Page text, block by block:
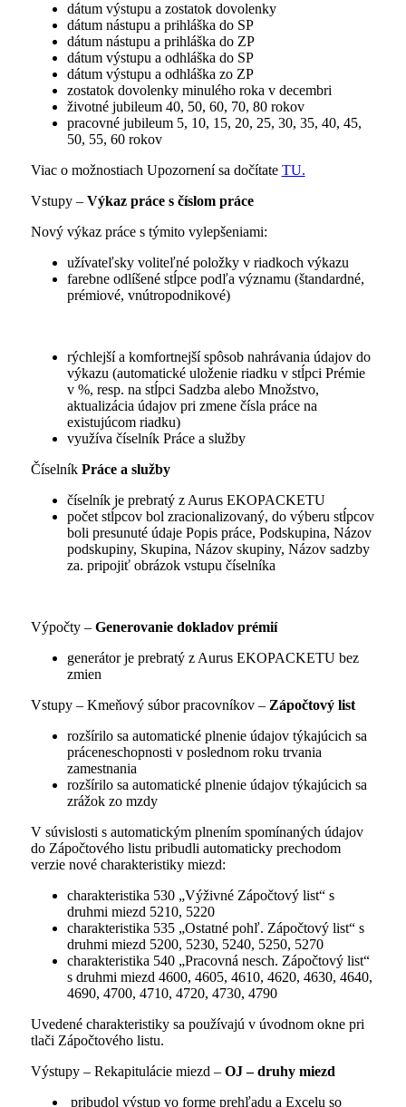
dátum výstupu a zostatok dovolenky
dátum nástupu a prihláška do SP
dátum nástupu a prihláška do ZP
dátum výstupu a odhláška do SP
dátum výstupu a odhláška zo ZP
zostatok dovolenky minulého roka v decembri
životné jubileum 40, 50, 60, 70, 80 rokov
pracovné jubileum 5, 10, 15, 20, 25, 30, 35, 40, 45,
50, 55, 60 rokov
Viac o možnostiach Upozornení sa dočítate TU.
Vstupy – Výkaz práce s číslom práce
Nový výkaz práce s týmito vylepšeniami:
užívateľsky voliteľné položky v riadkoch výkazu
farebne odlíšené stĺpce podľa významu (štandardné,
prémiové, vnútropodnikové)
rýchlejší a komfortnejší spôsob nahrávania údajov do
výkazu (automatické uloženie riadku v stĺpci Prémie
v %, resp. na stĺpci Sadzba alebo Množstvo,
aktualizácia údajov pri zmene čísla práce na
existujúcom riadku)
využíva číselník Práce a služby
Číselník Práce a služby
číselník je prebratý z Aurus EKOPACKETU
počet stĺpcov bol zracionalizovaný, do výberu stĺpcov
boli presunuté údaje Popis práce, Podskupina, Názov
podskupiny, Skupina, Názov skupiny, Názov sadzby
za. pripojiť obrázok vstupu číselníka
Výpočty – Generovanie dokladov prémií
generátor je prebratý z Aurus EKOPACKETU bez
zmien
Vstupy – Kmeňový súbor pracovníkov – Zápočtový list
rozšírilo sa automatické plnenie údajov týkajúcich sa
práceneschopnosti v poslednom roku trvania
zamestnania
rozšírilo sa automatické plnenie údajov týkajúcich sa
zrážok zo mzdy
V súvislosti s automatickým plnením spomínaných údajov
do Zápočtového listu pribudli automaticky prechodom
verzie nové charakteristiky miezd:
charakteristika 530 „Výživné Zápočtový list“ s
druhmi miezd 5210, 5220
charakteristika 535 „Ostatné pohľ. Zápočtový list“ s
druhmi miezd 5200, 5230, 5240, 5250, 5270
charakteristika 540 „Pracovná nesch. Zápočtový list“
s druhmi miezd 4600, 4605, 4610, 4620, 4630, 4640,
4690, 4700, 4710, 4720, 4730, 4790
Uvedené charakteristiky sa používajú v úvodnom okne pri
tlači Zápočtového listu.
Výstupy – Rekapitulácie miezd – OJ – druhy miezd
pribudol výstup vo forme prehľadu a Excelu so